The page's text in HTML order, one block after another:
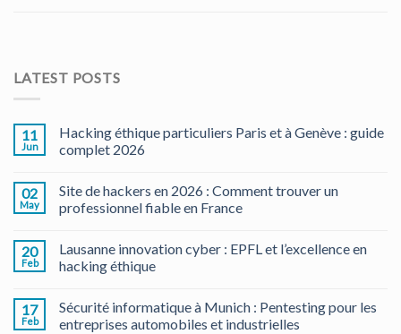
LATEST POSTS
11
Jun
Hacking éthique particuliers Paris et à Genève : guide
complet 2026
02
May
Site de hackers en 2026 : Comment trouver un
professionnel fiable en France
20
Feb
Lausanne innovation cyber : EPFL et l’excellence en
hacking éthique
17
Feb
Sécurité informatique à Munich : Pentesting pour les
entreprises automobiles et industrielles